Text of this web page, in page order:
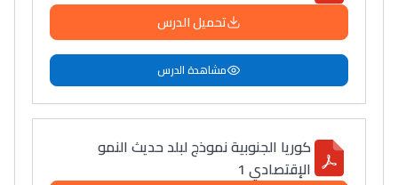
تحميل الدرس
مشاهدة الدرس
كوريا الجنوبية نموذج لبلد حديث النمو
الإقتصادي 1